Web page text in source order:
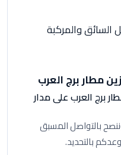
السائق والمركبة
مطار برج العرب
برج العرب على مدار
بالتواصل المسبق
بالتحديد.